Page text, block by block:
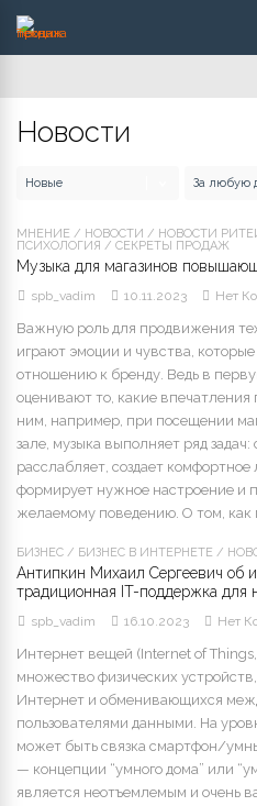
Новости
МНЕНИЕ / НОВОСТИ / НОВОСТИ
ПСИХОЛОГИЯ / СЕКРЕТЫ ПРОДАЖ
Музыка для магазинов
spb_vadim 10.11.2023 Нет
Важную роль для продвижения
играют эмоции и чувства,
отношению к бренду. Ведь в
оценивают то, какие впечатления
ним, например, при посещении
зале, музыка выполняет ряд
расслабляет, создает
формирует нужное настроение и
желаемому поведению. О том, как
БИЗНЕС / БИЗНЕС В ИНТЕРНЕТЕ /
Антипкин Михаил Сергеевич об
традиционная IT-поддержка для
spb_vadim 16.10.2023 Нет
Интернет вещей (Internet of
множество физических
Интернет и обменивающихся
пользователями данными. На
может быть связка смартфон/
— концепции “умного дома” или
является неотъемлемым и очень